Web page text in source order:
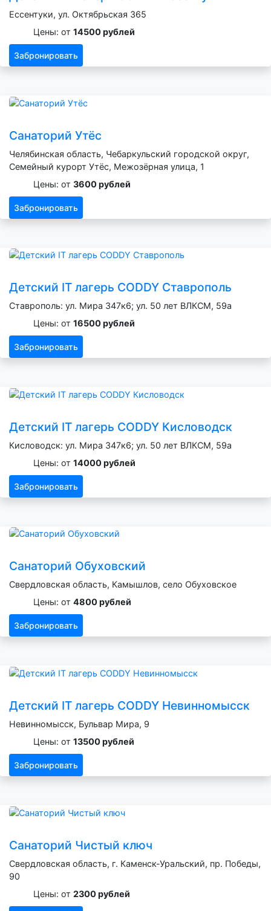
Ессентуки, ул. Октябрьская 365
Цены: от 14500 рублей
Забронировать
Санаторий Утёс
Челябинская область, Чебаркульский городской округ,
Семейный курорт Утёс, Межозёрная улица, 1
Цены: от 3600 рублей
Забронировать
Детский IT лагерь CODDY Ставрополь
Ставрополь: ул. Мира 347к6; ул. 50 лет ВЛКСМ, 59а
Цены: от 16500 рублей
Забронировать
Детский IT лагерь CODDY Кисловодск
Кисловодск: ул. Мира 347к6; ул. 50 лет ВЛКСМ, 59а
Цены: от 14000 рублей
Забронировать
Санаторий Обуховский
Свердловская область, Камышлов, село Обуховское
Цены: от 4800 рублей
Забронировать
Детский IT лагерь CODDY Невинномысск
Невинномысск, Бульвар Мира, 9
Цены: от 13500 рублей
Забронировать
Санаторий Чистый ключ
Свердловская область, г. Каменск-Уральский, пр. Победы,
90
Цены: от 2300 рублей